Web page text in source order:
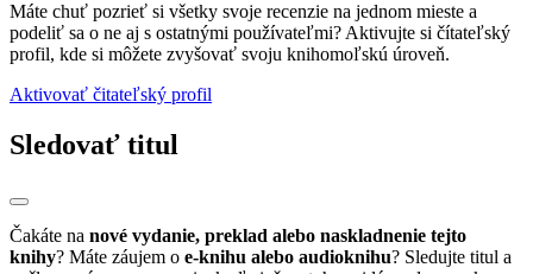
Máte chuť pozrieť si všetky svoje recenzie na jednom mieste a
podeliť sa o ne aj s ostatnými používateľmi? Aktivujte si čítateľský
profil, kde si môžete zvyšovať svoju knihomoľskú úroveň.
Aktivovať čitateľský profil
Sledovať titul
Čakáte na nové vydanie, preklad alebo naskladnenie tejto
knihy? Máte záujem o e-knihu alebo audioknihu? Sledujte titul a